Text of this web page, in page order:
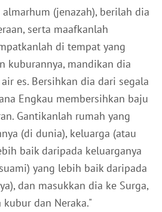
(jenazah), berilah dia
serta maafkanlah
di tempat yang
kuburannya, mandikan dia
es. Bersihkan dia dari segala
Engkau membersihkan baju
Gantikanlah rumah yang
(di dunia), keluarga (atau
baik daripada keluarganya
yang lebih baik daripada
dan masukkan dia ke Surga,
dan Neraka."